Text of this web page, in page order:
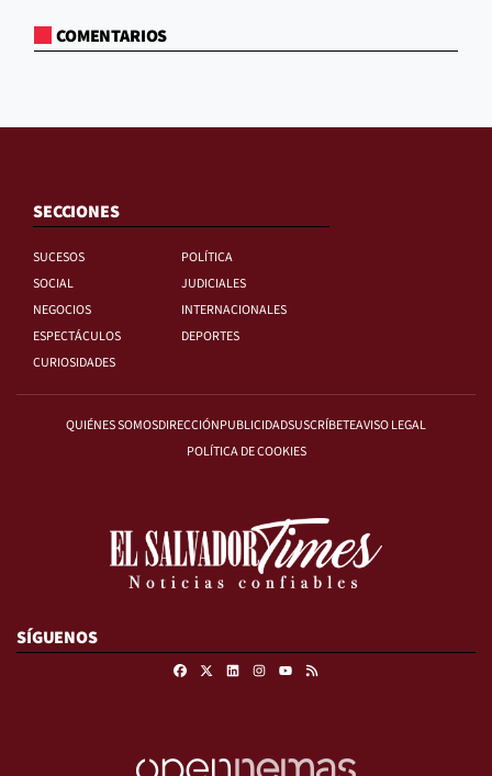
COMENTARIOS
SECCIONES
SUCESOS
POLÍTICA
SOCIAL
JUDICIALES
NEGOCIOS
INTERNACIONALES
ESPECTÁCULOS
DEPORTES
CURIOSIDADES
QUIÉNES SOMOSDIRECCIÓNPUBLICIDADSUSCRÍBETEAVISO LEGAL
POLÍTICA DE COOKIES
SÍGUENOS
FacebookLinkedinInstagram